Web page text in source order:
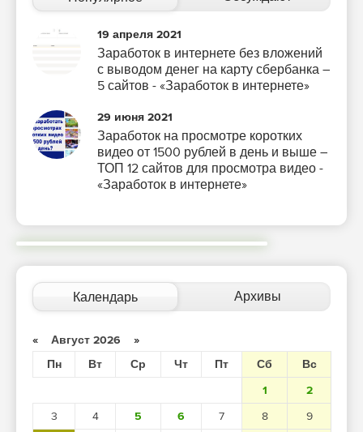
19 апреля 2021
Заработок в интернете без вложений
с выводом денег на карту сбербанка –
5 сайтов - «Заработок в интернете»
29 июня 2021
Заработок на просмотре коротких
видео от 1500 рублей в день и выше –
ТОП 12 сайтов для просмотра видео -
«Заработок в интернете»
Календарь Архивы
« Август 2026 »
Пн
Вт Ср Чт Пт Сб
Вс
1
2
3
4 5 6 7 8
9